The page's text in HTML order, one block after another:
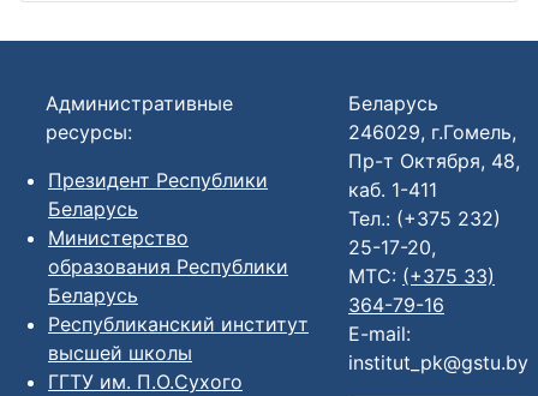
Административные
ресурсы:
Президент Республики
Беларусь
Министерство
образования Республики
Беларусь
Республиканский институт
высшей школы
ГГТУ им. П.О.Сухого
Беларусь
246029, г.Гомель,
Пр-т Октября, 48,
каб. 1-411
Тел.: (+375 232)
25-17-20,
МТС: (+375 33)
364-79-16
E-mail:
institut_pk@gstu.by